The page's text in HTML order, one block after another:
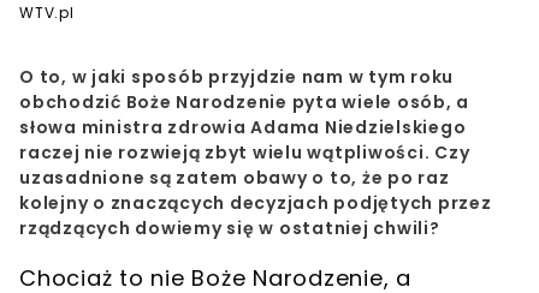
WTV.pl
O to, w jaki sposób przyjdzie nam w tym roku
obchodzić Boże Narodzenie pyta wiele osób, a
słowa ministra zdrowia Adama Niedzielskiego
raczej nie rozwieją zbyt wielu wątpliwości. Czy
uzasadnione są zatem obawy o to, że po raz
kolejny o znaczących decyzjach podjętych przez
rządzących dowiemy się w ostatniej chwili?
Chociaż to nie Boże Narodzenie, a